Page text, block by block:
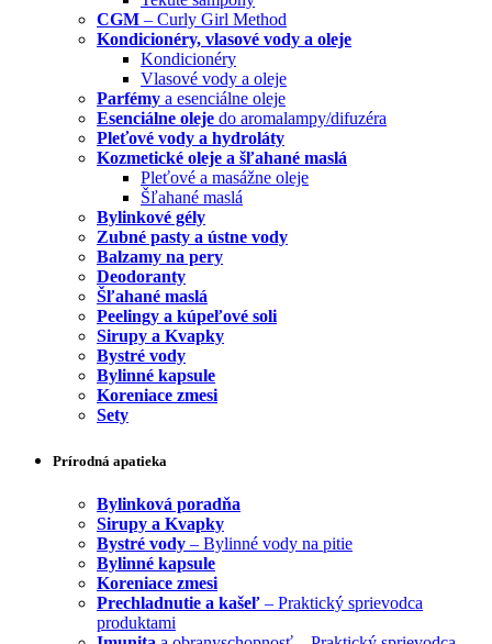
CGM – Curly Girl Method
Kondicionéry, vlasové vody a oleje
Kondicionéry
Vlasové vody a oleje
Parfémy a esenciálne oleje
Esenciálne oleje do aromalampy/difuzéra
Pleťové vody a hydroláty
Kozmetické oleje a šľahané maslá
Pleťové a masážne oleje
Šľahané maslá
Bylinkové gély
Zubné pasty a ústne vody
Balzamy na pery
Deodoranty
Šľahané maslá
Peelingy a kúpeľové soli
Sirupy a Kvapky
Bystré vody
Bylinné kapsule
Koreniace zmesi
Sety
Prírodná apatieka
Bylinková poradňa
Sirupy a Kvapky
Bystré vody – Bylinné vody na pitie
Bylinné kapsule
Koreniace zmesi
Prechladnutie a kašeľ – Praktický sprievodca
produktami